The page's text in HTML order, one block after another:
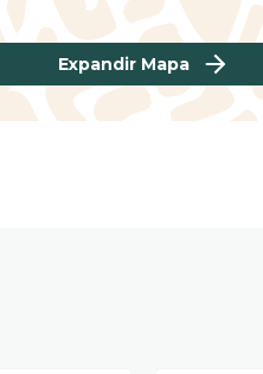
Expandir Mapa